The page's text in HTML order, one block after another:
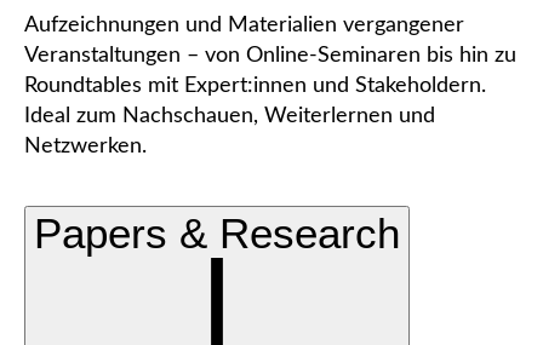
Aufzeichnungen und Materialien vergangener
Veranstaltungen – von Online-Seminaren bis hin zu
Roundtables mit Expert:innen und Stakeholdern.
Ideal zum Nachschauen, Weiterlernen und
Netzwerken.
Papers & Research